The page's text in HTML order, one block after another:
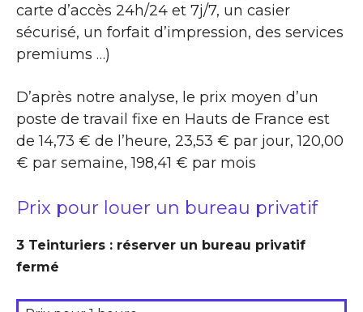
carte d’accès 24h/24 et 7j/7, un casier
sécurisé, un forfait d’impression, des services
premiums …)
D’après notre analyse, le prix moyen d’un
poste de travail fixe en Hauts de France est
de 14,73 € de l’heure, 23,53 € par jour, 120,00
€ par semaine, 198,41 € par mois
Prix pour louer un bureau privatif
3 Teinturiers : réserver un bureau privatif
fermé